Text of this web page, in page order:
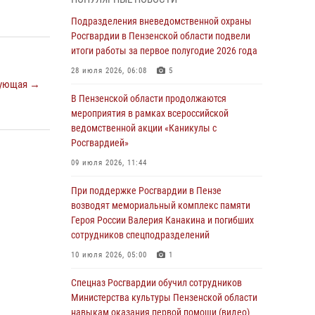
→
с вооружением и техникой Росгвардии
05 августа 2026, 06:15 6
В Пензе сотрудники Росгвардии оказали
помощь дезориентированному пенсионеру
В Пензе при силовой поддержке Росгвардии
пресечена деятельность ОПГ,
маскировавшейся под реабилитационный
центр (видео)
В Управлении Росгвардии по Пензенской
области подвели итоги работы за первое
полугодие 2026 года
04 августа 2026, 06:08
Росгвардия обеспечила безопасность
праздничных мероприятий в День ВДВ в
Подразделения вневедомственной охраны
Росгвардии в Пензенской области подвели
итоги работы за первое полугодие 2026 года
28 июля 2026, 06:08 5
В Пензенской области продолжаются
мероприятия в рамках всероссийской
ведомственной акции «Каникулы с
Росгвардией»
09 июля 2026, 11:44
При поддержке Росгвардии в Пензе
возводят мемориальный комплекс памяти
Героя России Валерия Канакина и погибших
сотрудников спецподразделений
10 июля 2026, 05:00 1
Спецназ Росгвардии обучил сотрудников
Министерства культуры Пензенской области
навыкам оказания первой помощи (видео)